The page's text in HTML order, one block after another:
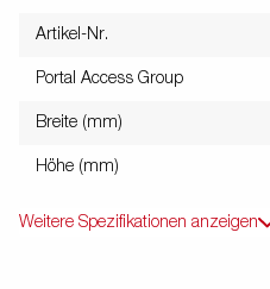
Artikel-Nr.
Portal Access Group
Breite (mm)
Höhe (mm)
Weitere Spezifikationen anzeigen